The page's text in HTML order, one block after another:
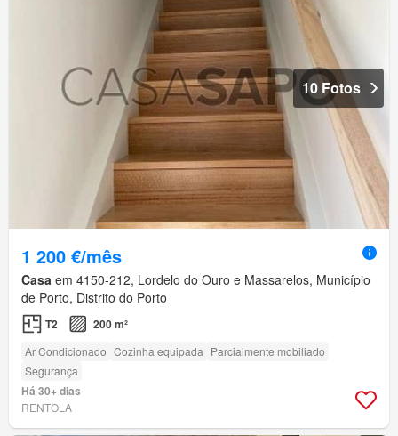
10 Fotos
1 200 €/mês
Casa em 4150-212, Lordelo do Ouro e Massarelos, Município
de Porto, Distrito do Porto
T2 200 m²
Ar Condicionado Cozinha equipada Parcialmente mobiliado
Segurança
Há 30+ dias
RENTOLA